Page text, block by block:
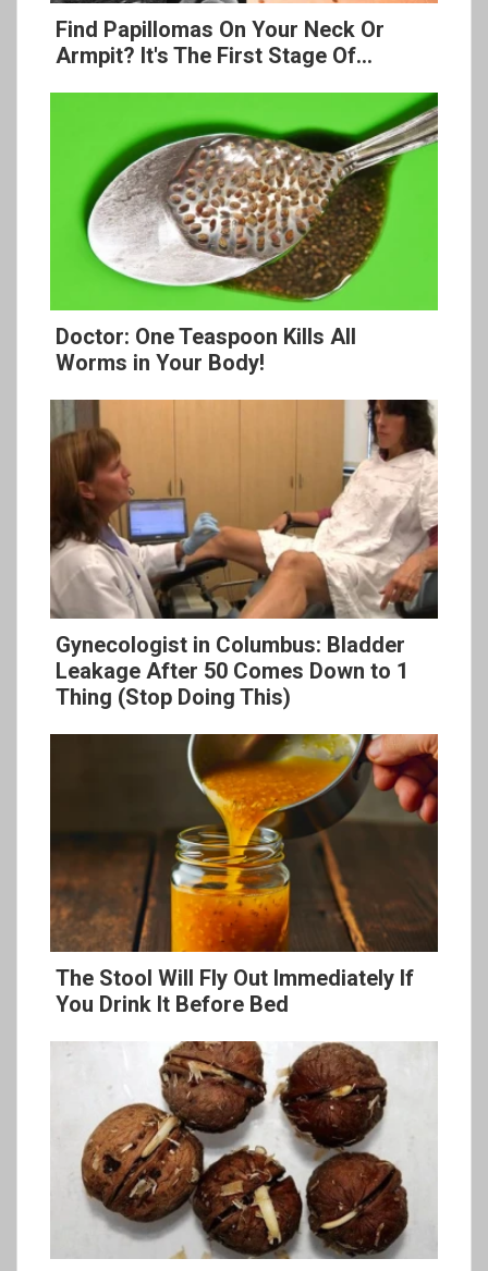
Find Papillomas On Your Neck Or
Armpit? It's The First Stage Of...
Doctor: One Teaspoon Kills All
Worms in Your Body!
Gynecologist in Columbus: Bladder
Leakage After 50 Comes Down to 1
Thing (Stop Doing This)
The Stool Will Fly Out Immediately If
You Drink It Before Bed